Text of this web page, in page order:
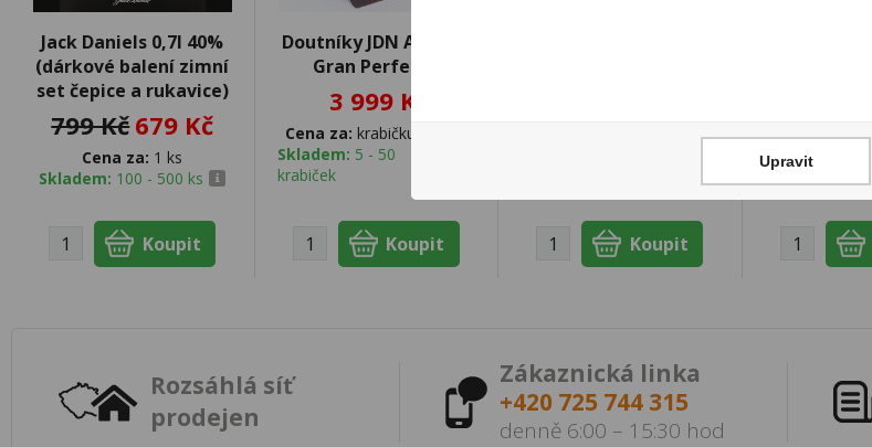
Jack Daniels 0,7l 40%
(dárkové balení zimní
set čepice a rukavice)
799 Kč679 Kč
Cena za: 1 ks
Skladem: 100 - 500 ks
Doutníky JDN Antaňo
Gran Perfecto
3 999 Kč
Cena za: krabičku (20 ks)
Skladem: 5 - 50
krabiček
balení (10 ks)
Cena za:
Skladem:
Rozsáhlá síť
prodejen
Zákaznická linka
+420 725 744 315
denně 6:00 – 15:30 hod
Upravit